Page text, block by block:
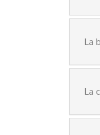
La
La